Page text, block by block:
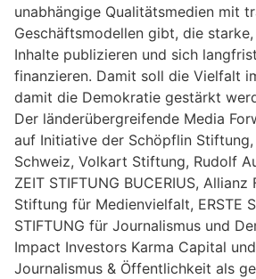
unabhängige Qualitätsmedien mit
Geschäftsmodellen gibt, die
Inhalte publizieren und sich
finanzieren. Damit soll die Vielfalt
damit die Demokratie gestärkt
Der länderübergreifende Media
auf Initiative der Schöpflin
Schweiz, Volkart Stiftung, Rudolf
ZEIT STIFTUNG BUCERIUS, Allianz
Stiftung für Medienvielfalt, ERSTE
STIFTUNG für Journalismus und
Impact Investors Karma Capital
Journalismus & Öffentlichkeit als